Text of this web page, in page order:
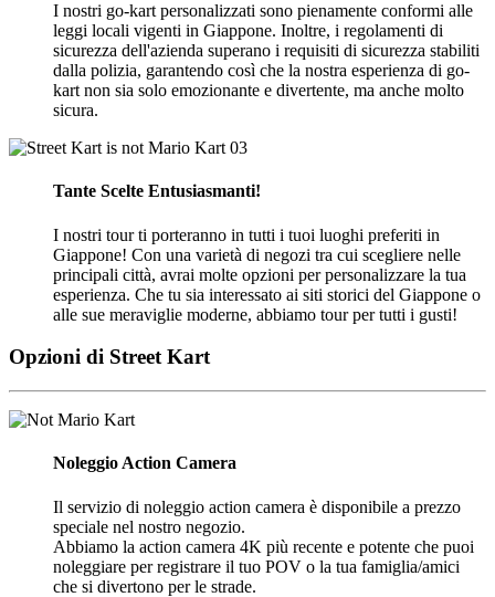
I nostri go-kart personalizzati sono pienamente conformi alle
leggi locali vigenti in Giappone. Inoltre, i regolamenti di
sicurezza dell'azienda superano i requisiti di sicurezza stabiliti
dalla polizia, garantendo così che la nostra esperienza di go-
kart non sia solo emozionante e divertente, ma anche molto
sicura.
03
Tante Scelte Entusiasmanti!
I nostri tour ti porteranno in tutti i tuoi luoghi preferiti in
Giappone! Con una varietà di negozi tra cui scegliere nelle
principali città, avrai molte opzioni per personalizzare la tua
esperienza. Che tu sia interessato ai siti storici del Giappone o
alle sue meraviglie moderne, abbiamo tour per tutti i gusti!
Opzioni di Street Kart
Noleggio Action Camera
Il servizio di noleggio action camera è disponibile a prezzo
speciale nel nostro negozio.
Abbiamo la action camera 4K più recente e potente che puoi
noleggiare per registrare il tuo POV o la tua famiglia/amici
che si divertono per le strade.